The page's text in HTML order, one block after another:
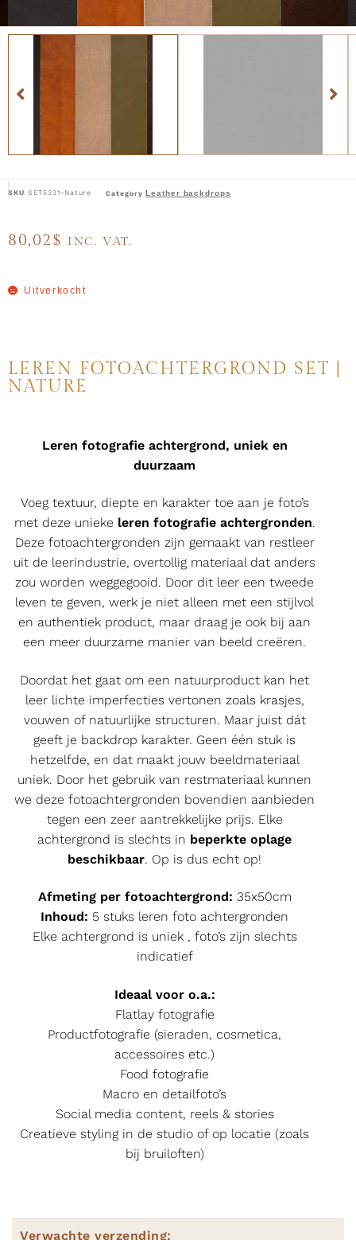
SKU SET5331-Nature Category Leather backdrops
80,02$ INC. VAT.
Uitverkocht
LEREN FOTOACHTERGROND SET |
NATURE
Leren fotografie achtergrond, uniek en
duurzaam
Voeg textuur, diepte en karakter toe aan je foto’s
met deze unieke leren fotografie achtergronden.
Deze fotoachtergronden zijn gemaakt van restleer
uit de leerindustrie, overtollig materiaal dat anders
zou worden weggegooid. Door dit leer een tweede
leven te geven, werk je niet alleen met een stijlvol
en authentiek product, maar draag je ook bij aan
een meer duurzame manier van beeld creëren.
Doordat het gaat om een natuurproduct kan het
leer lichte imperfecties vertonen zoals krasjes,
vouwen of natuurlijke structuren. Maar juist dát
geeft je backdrop karakter. Geen één stuk is
hetzelfde, en dat maakt jouw beeldmateriaal
uniek. Door het gebruik van restmateriaal kunnen
we deze fotoachtergronden bovendien aanbieden
tegen een zeer aantrekkelijke prijs. Elke
achtergrond is slechts in beperkte oplage
beschikbaar. Op is dus echt op!
Afmeting per fotoachtergrond: 35x50cm
Inhoud: 5 stuks leren foto achtergronden
Elke achtergrond is uniek , foto’s zijn slechts
indicatief
Ideaal voor o.a.:
Flatlay fotografie
Productfotografie (sieraden, cosmetica,
accessoires etc.)
Food fotografie
Macro en detailfoto’s
Social media content, reels & stories
Creatieve styling in de studio of op locatie (zoals
bij bruiloften)
Verwachte verzending: